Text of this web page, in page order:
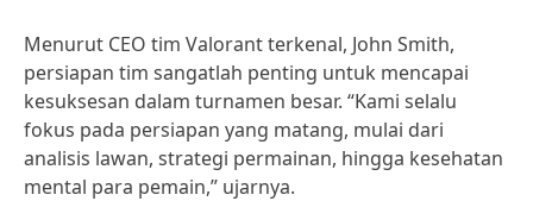
Menurut CEO tim Valorant terkenal, John Smith,
persiapan tim sangatlah penting untuk mencapai
kesuksesan dalam turnamen besar. “Kami selalu
fokus pada persiapan yang matang, mulai dari
analisis lawan, strategi permainan, hingga kesehatan
mental para pemain,” ujarnya.